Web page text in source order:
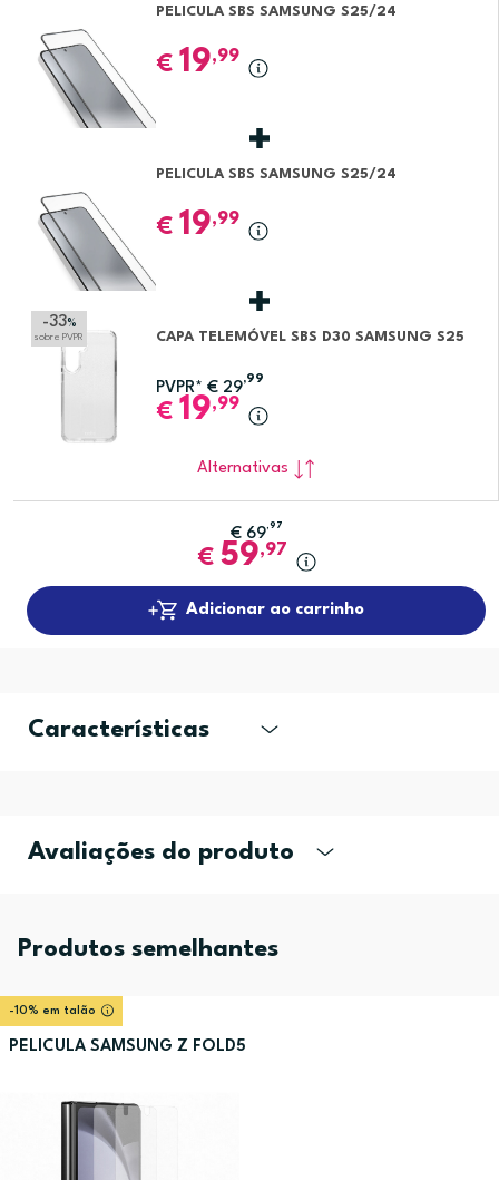
PELICULA SBS SAMSUNG S25/24
€ 19,99
PELICULA SBS SAMSUNG S25/24
€ 19,99
-33%
sobre PVPR CAPA TELEMÓVEL SBS D30 SAMSUNG S25
PVPR* € 29
,99
€ 19,99
Alternativas
€ 69,97
€ 59,97
Adicionar ao carrinho
Características
Avaliações do produto
Produtos semelhantes
-10% em talão
PELICULA SAMSUNG Z FOLD5